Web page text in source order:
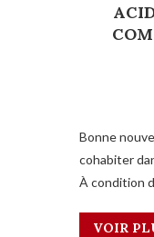
Bonne
cohabiter
À condition
VOIR